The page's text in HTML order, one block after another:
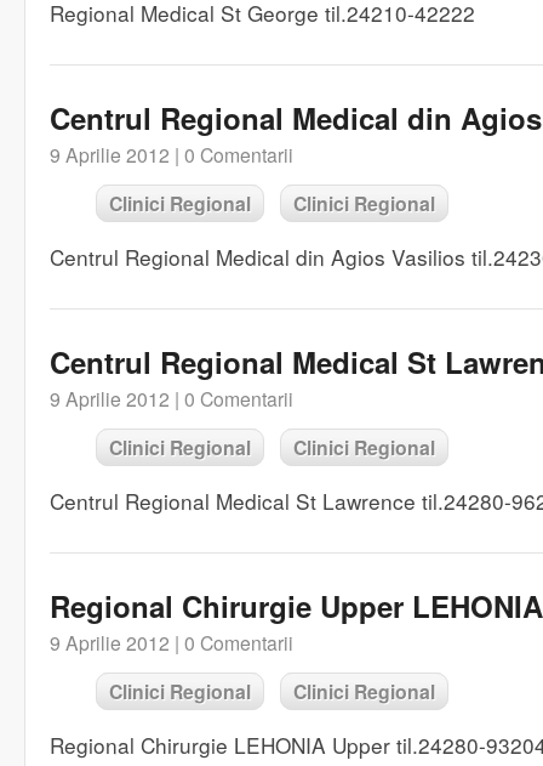
Regional Medical St George til.24210-42222
Centrul Regional Medical din
9 Aprilie 2012 | 0 Comentarii
Clinici Regional Clinici Regional
Centrul Regional Medical din Agios Vasilios
Centrul Regional Medical St
9 Aprilie 2012 | 0 Comentarii
Clinici Regional Clinici Regional
Centrul Regional Medical St Lawrence til.24280-
Regional Chirurgie Upper LEHONIA
9 Aprilie 2012 | 0 Comentarii
Clinici Regional Clinici Regional
Regional Chirurgie LEHONIA Upper til.24280-